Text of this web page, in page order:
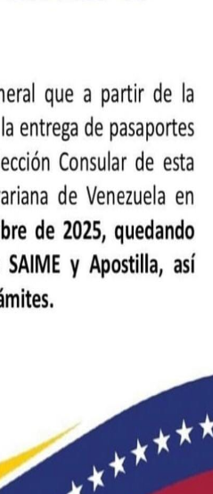
Discursos
Mensaje del Presidente
Jefas y Jefes de Estado y
porAlison Rojasel 2 de junio de
Discurso del Canciller Yván
el 2 de junio de
Discurso del Presidente
Carlos Faría en 77° Asamblea
porAlison Rojas el 2 de junio de